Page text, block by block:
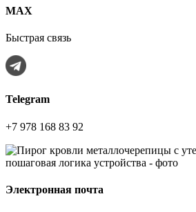
МАХ
Быстрая связь
Telegram
+7 978 168 83 92
Электронная почта